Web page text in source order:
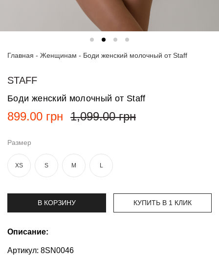
костюмы
Футболки
брюки
Топы
и
Нижнее
белье
Женские
Главная - Женщинам - Боди женский молочный от Staff
STAFF
Боди женский молочный от Staff
1,099.00грн
899.00 грн
Размер
XS S M L
В КОРЗИНУ КУПИТЬ В 1 КЛИК
Описание:
Артикул: 8SN0046